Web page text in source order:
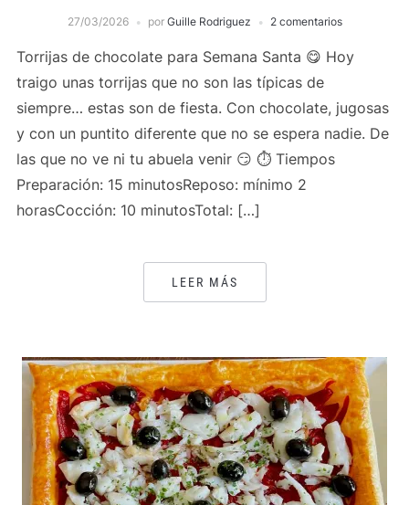
27/03/2026 por Guille Rodriguez 2 comentarios
Torrijas de chocolate para Semana Santa 😋 Hoy
traigo unas torrijas que no son las típicas de
siempre… estas son de fiesta. Con chocolate, jugosas
y con un puntito diferente que no se espera nadie. De
las que no ve ni tu abuela venir 😏 ⏱️ Tiempos
Preparación: 15 minutosReposo: mínimo 2
horasCocción: 10 minutosTotal: […]
LEER MÁS